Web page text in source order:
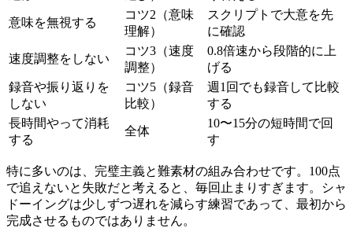
意味を無視する
コツ2（意味
理解）
スクリプトで大意を先
に確認
速度調整をしない
コツ3（速度
調整）
0.8倍速から段階的に上
げる
録音や振り返りを
しない
コツ5（録音
比較）
週1回でも録音して比較
する
長時間やって消耗
する
全体
10〜15分の短時間で回
す
特に多いのは、完璧主義と難素材の組み合わせです。100点
で追えないと失敗だと考えると、毎回止まりすぎます。シャ
ドーイングは少しずつ遅れを減らす練習であって、最初から
完成させるものではありません。